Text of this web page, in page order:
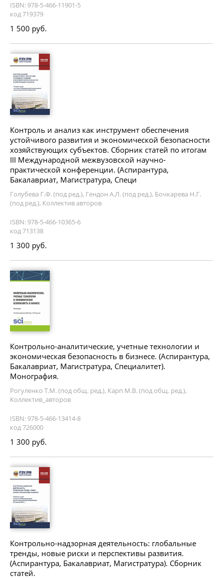
ISBN: 978-5-466-11901-5
код 719379
1 500 руб.
Контроль и анализ как инструмент обеспечения
устойчивого развития и экономической безопасности
хозяйствующих субъектов. Сборник статей по итогам
III Международной межвузовской научно-
практической конференции. (Аспирантура,
Бакалавриат, Магистратура, Специ
Голубева Г.Ф. (под ред.), Гендон А.Л. (под ред.), Бочкарева Н.Г.
(под ред.), Коллектив авторов
ISBN: 978-5-466-10365-6
код 713138
1 300 руб.
Контрольно-аналитические, учетные технологии и
экономическая безопасность в бизнесе. (Аспирантура,
Бакалавриат, Магистратура, Специалитет).
Монография.
Рогуленко Т.М. (под общ. ред.), Карп М.В. (под общ. ред.),
Коллектив_авторов
ISBN: 978-5-466-13414-8
код 726000
1 300 руб.
Контрольно-надзорная деятельность: глобальные
тренды, новые риски и перспективы развития.
(Аспирантура, Бакалавриат, Магистратура). Сборник
статей.